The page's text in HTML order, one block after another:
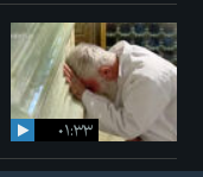
۰۱:۳۳